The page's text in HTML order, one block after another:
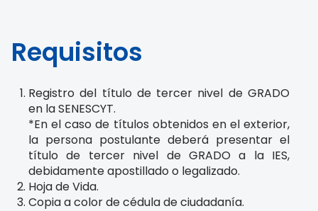
Requisitos
Registro del título de tercer nivel de GRADO
en la SENESCYT.
*En el caso de títulos obtenidos en el exterior,
la persona postulante deberá presentar el
título de tercer nivel de GRADO a la IES,
debidamente apostillado o legalizado.
Hoja de Vida.
Copia a color de cédula de ciudadanía.